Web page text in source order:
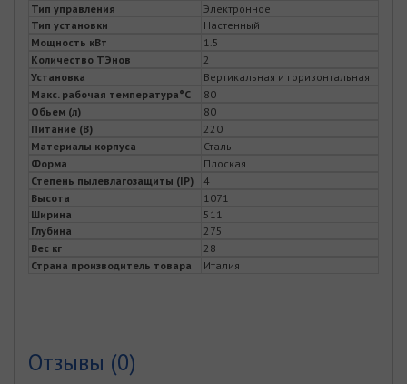
Тип управления
Электронное
Тип установки
Настенный
Мощность кВт
1.5
Количество ТЭнов
2
Установка
Вертикальная и горизонтальная
Макс. рабочая температура°C
80
Обьем (л)
80
Питание (В)
220
Материалы корпуса
Сталь
Форма
Плоская
Степень пылевлагозащиты (IP)
4
Высота
1071
Ширина
511
Глубина
275
Вес кг
28
Страна производитель товара
Италия
Отзывы (0)